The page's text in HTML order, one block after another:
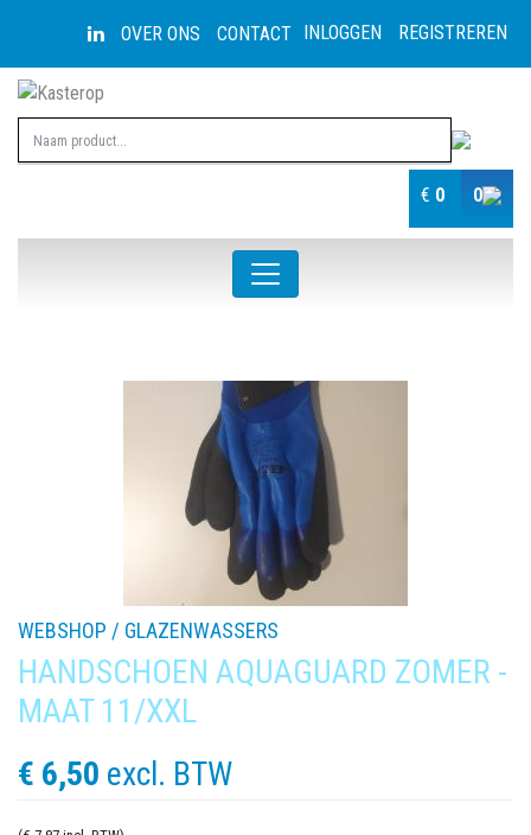
INLOGGEN REGISTREREN
OVER ONS CONTACT
€ 0 0
WEBSHOP / GLAZENWASSERS
HANDSCHOEN AQUAGUARD ZOMER -
MAAT 11/XXL
€ 6,50 excl. BTW